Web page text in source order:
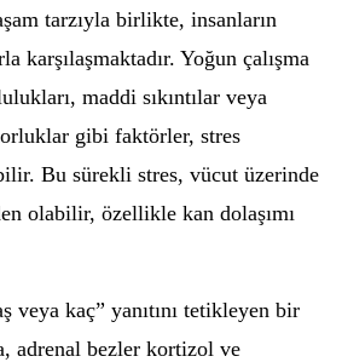
tarzıyla birlikte, insanların
karşılaşmaktadır. Yoğun çalışma
maddi sıkıntılar veya
gibi faktörler, stres
Bu sürekli stres, vücut üzerinde
olabilir, özellikle kan dolaşımı
veya kaç” yanıtını tetikleyen bir
adrenal bezler kortizol ve